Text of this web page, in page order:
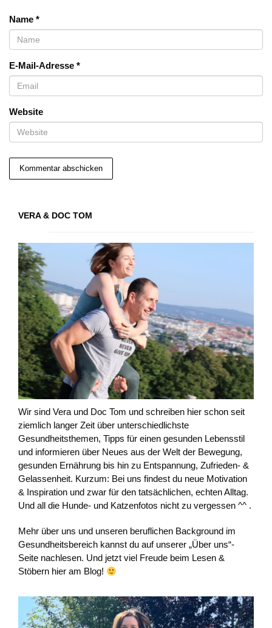
Name *
E-Mail-Adresse *
Website
VERA & DOC TOM
Wir sind Vera und Doc Tom und schreiben hier schon seit
ziemlich langer Zeit über unterschiedlichste
Gesundheitsthemen, Tipps für einen gesunden Lebensstil
und informieren über Neues aus der Welt der Bewegung,
gesunden Ernährung bis hin zu Entspannung, Zufrieden- &
Gelassenheit. Kurzum: Bei uns findest du neue Motivation
& Inspiration und zwar für den tatsächlichen, echten Alltag.
Und all die Hunde- und Katzenfotos nicht zu vergessen ^^ .
Mehr über uns und unseren beruflichen Background im
Gesundheitsbereich kannst du auf unserer „Über uns“-
Seite nachlesen. Und jetzt viel Freude beim Lesen &
Stöbern hier am Blog!